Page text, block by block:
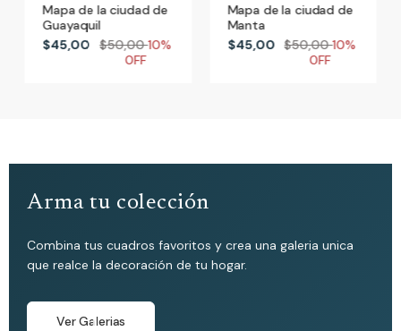
Mapa de la ciudad de
Guayaquil
$45,00
$50,0010%
0FF
Mapa de la ciudad de
Manta
$45,00 $50,0010%
0FF
Arma tu colección
Combina tus cuadros favoritos y crea una galeria unica
que realce la decoración de tu hogar.
Ver Galerias